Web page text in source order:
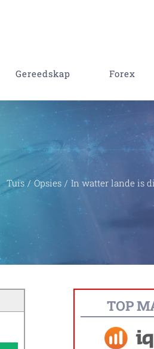
Gereedskap Forex
Tuis / Opsies / In watter lande is
TOP